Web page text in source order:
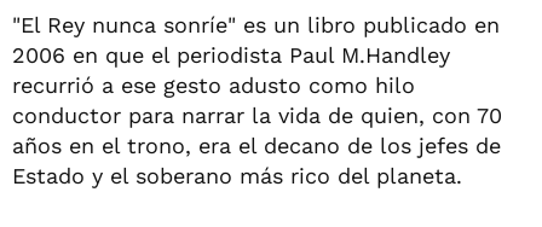
"El Rey nunca sonríe" es un libro publicado en
2006 en que el periodista Paul M.Handley
recurrió a ese gesto adusto como hilo
conductor para narrar la vida de quien, con 70
años en el trono, era el decano de los jefes de
Estado y el soberano más rico del planeta.